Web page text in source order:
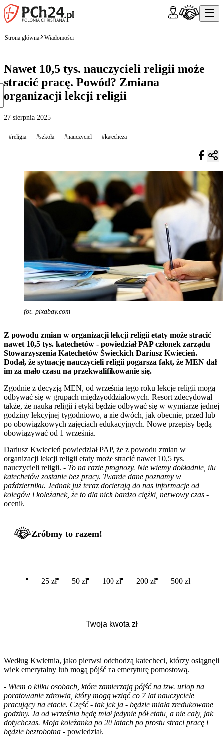
Strona główna Wiadomości
Nawet 10,5 tys. nauczycieli religii może
stracić pracę. Powód? Zmiana
organizacji lekcji religii
27 sierpnia 2025
#religia #szkoła #nauczyciel #katecheza
fot. pixabay.com
Z powodu zmian w organizacji lekcji religii etaty może stracić
nawet 10,5 tys. katechetów - powiedział PAP członek zarządu
Stowarzyszenia Katechetów Świeckich Dariusz Kwiecień.
Dodał, że sytuację nauczycieli religii pogarsza fakt, że MEN dał
im za mało czasu na przekwalifikowanie się.
Zgodnie z decyzją MEN, od września tego roku lekcje religii mogą
odbywać się w grupach międzyoddziałowych. Resort zdecydował
także, że nauka religii i etyki będzie odbywać się w wymiarze jednej
godziny lekcyjnej tygodniowo, a nie dwóch, jak obecnie, przed lub
po obowiązkowych zajęciach edukacyjnych. Nowe przepisy będą
obowiązywać od 1 września.
Dariusz Kwiecień powiedział PAP, że z powodu zmian w
organizacji lekcji religii etaty może stracić nawet 10,5 tys.
nauczycieli religii. - To na razie prognozy. Nie wiemy dokładnie, ilu
katechetów zostanie bez pracy. Twarde dane poznamy w
październiku. Jednak już teraz docierają do nas informacje od
kolegów i koleżanek, że to dla nich bardzo ciężki, nerwowy czas -
ocenił.
Zróbmy to razem!
25 zł 50 zł 100 zł 200 zł 500 zł
Według Kwietnia, jako pierwsi odchodzą katecheci, którzy osiągnęli
wiek emerytalny lub mogą pójść na emeryturę pomostową.
- Wiem o kilku osobach, które zamierzają pójść na tzw. urlop na
poratowanie zdrowia, który mogą wziąć co 7 lat nauczyciele
pracujący na etacie. Część - tak jak ja - będzie miała zredukowane
godziny. Ja od września będę miał jedynie pół etatu, a nie cały, jak
dotychczas. Moja koleżanka po 20 latach po prostu straci pracę i
będzie bezrobotna - powiedział.